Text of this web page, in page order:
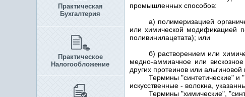
Практическая
Бухгалтерия
Практическое
Налогообложение
промышленных способов:
а) полимеризацией
или химической модификацией
поливинилацетата); или
б) растворением или
медно-аммиачное или
других протеинов или
Термины "синтетические" и
искусственные - волокна,
Термины "химические",